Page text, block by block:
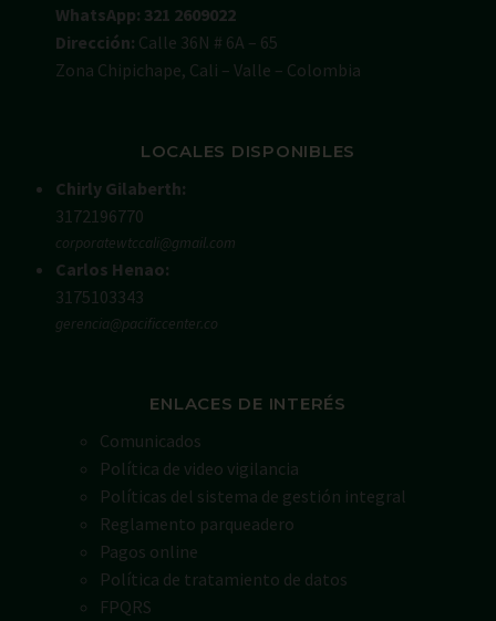
WhatsApp: 321 2609022
Dirección: Calle 36N # 6A – 65
Zona Chipichape, Cali – Valle – Colombia
LOCALES DISPONIBLES
Chirly Gilaberth:
3172196770
corporatewtccali@gmail.com
Carlos Henao:
3175103343
gerencia@pacificcenter.co
ENLACES DE INTERÉS
Comunicados
Política de video vigilancia
Políticas del sistema de gestión integral
Reglamento parqueadero
Pagos online
Política de tratamiento de datos
FPQRS